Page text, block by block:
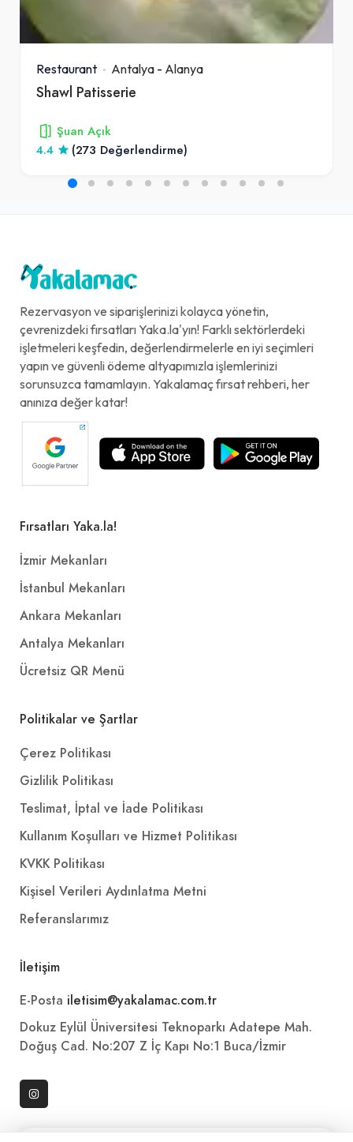
Restaurant Antalya - Alanya
Shawl Patisserie
Şuan Açık
4.4
(273 Değerlendirme)
Rezervasyon ve siparişlerinizi kolayca yönetin,
çevrenizdeki fırsatları Yaka.la'yın! Farklı sektörlerdeki
işletmeleri keşfedin, değerlendirmelerle en iyi seçimleri
yapın ve güvenli ödeme altyapımızla işlemlerinizi
sorunsuzca tamamlayın. Yakalamaç fırsat rehberi, her
anınıza değer katar!
Fırsatları Yaka.la!
İzmir Mekanları
İstanbul Mekanları
Ankara Mekanları
Antalya Mekanları
Ücretsiz QR Menü
Politikalar ve Şartlar
Çerez Politikası
Gizlilik Politikası
Teslimat, İptal ve İade Politikası
Kullanım Koşulları ve Hizmet Politikası
KVKK Politikası
Kişisel Verileri Aydınlatma Metni
Referanslarımız
İletişim
E-Posta iletisim@yakalamac.com.tr
Dokuz Eylül Üniversitesi Teknoparkı Adatepe Mah.
Doğuş Cad. No:207 Z İç Kapı No:1 Buca/İzmir